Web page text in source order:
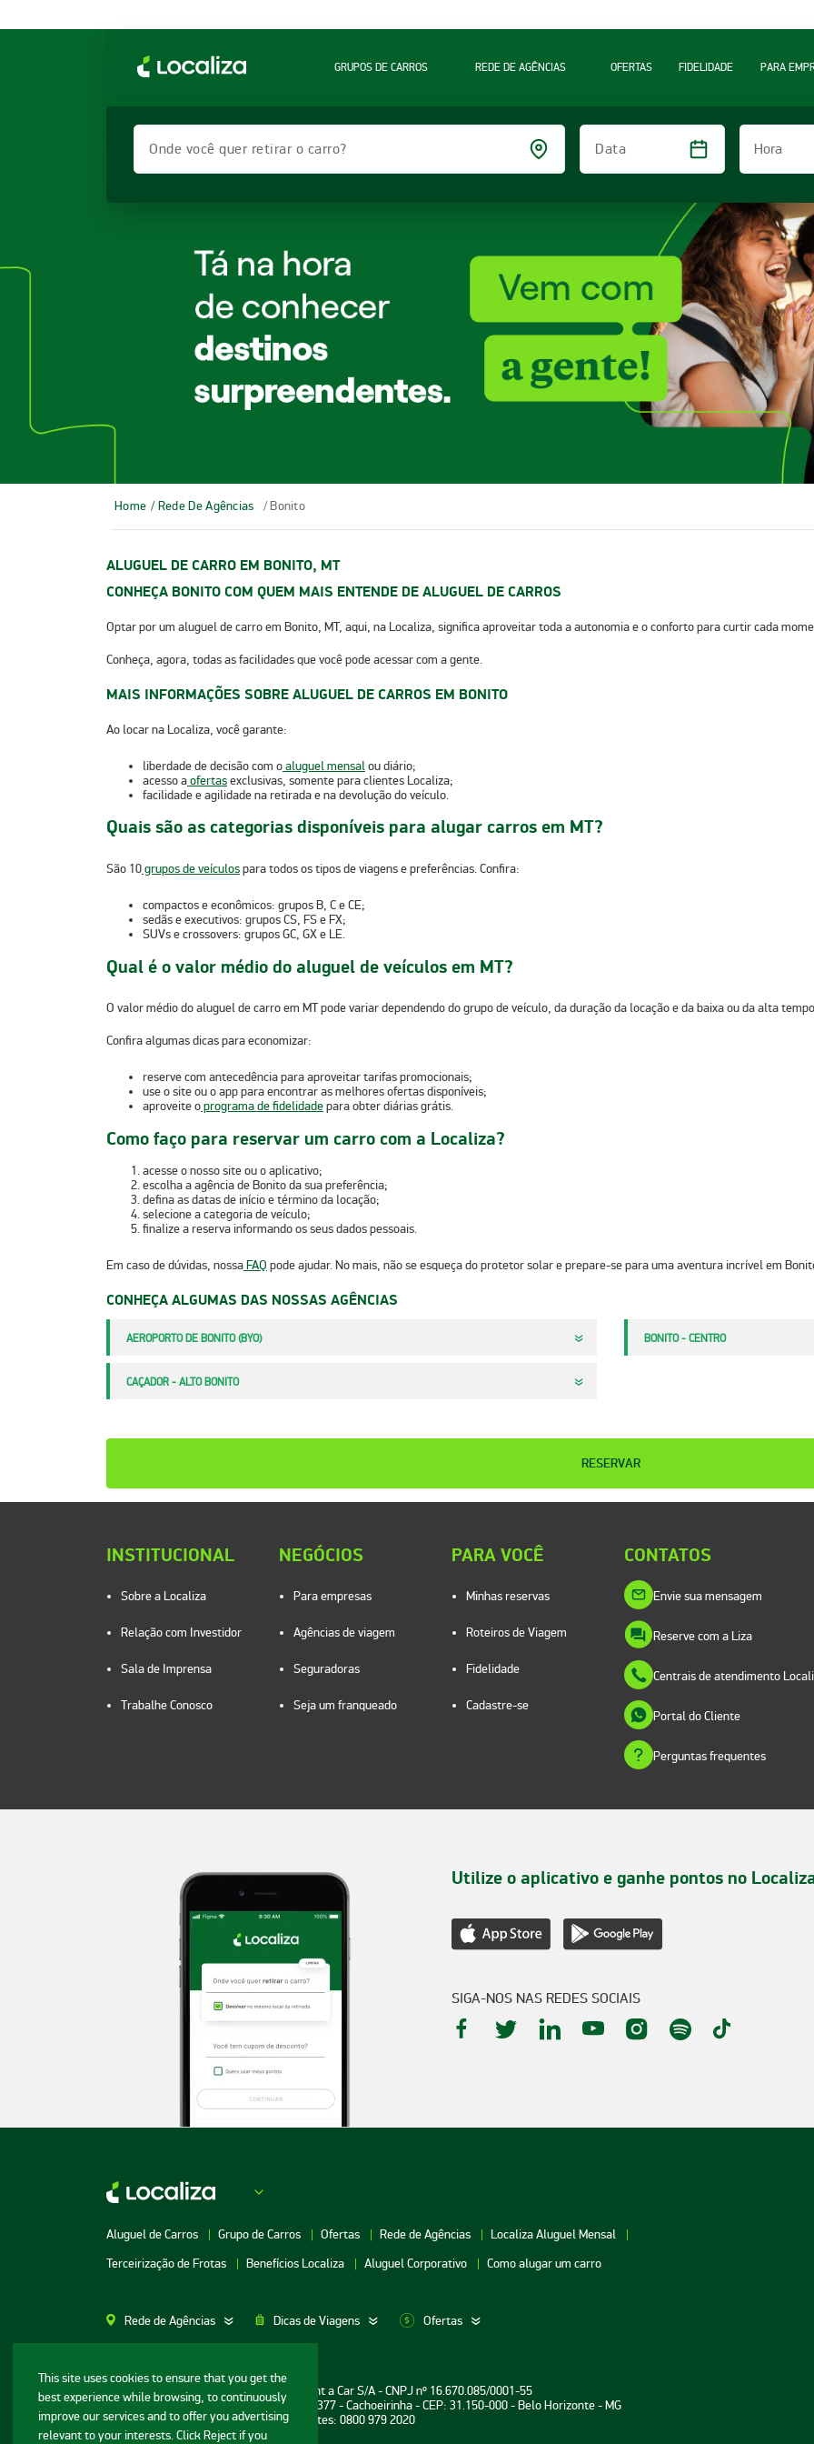
This site uses cookies to ensure that you get the
best experience while browsing, to continuously
improve our services and to offer you advertising
relevant to your interests. Click Reject if you
GRUPOS DE CARROS REDE DE AGÊNCIAS OFERTAS FIDELIDADE PARA
Onde você quer retirar o carro? Data
Hora
Home / Rede De Agências / Bonito
ALUGUEL DE CARRO EM BONITO, MT
CONHEÇA BONITO COM QUEM MAIS ENTENDE DE ALUGUEL DE CARROS
Optar por um aluguel de carro em Bonito, MT, aqui, na Localiza, significa aproveitar toda a autonomia e o conforto para curtir cada
Conheça, agora, todas as facilidades que você pode acessar com a gente.
MAIS INFORMAÇÕES SOBRE ALUGUEL DE CARROS EM BONITO
Ao locar na Localiza, você garante:
liberdade de decisão com oaluguel mensalou diário;
acesso aofertasexclusivas, somente para clientes Localiza;
facilidade e agilidade na retirada e na devolução do veículo.
Quais são as categorias disponíveis para alugar carros em MT?
São 10grupos de veículospara todos os tipos de viagens e preferências. Confira:
compactos e econômicos: grupos B, C e CE;
sedãs e executivos: grupos CS, FS e FX;
SUVs e crossovers: grupos GC, GX e LE.
Qual é o valor médio do aluguel de veículos em MT?
O valor médio do aluguel de carro em MT pode variar dependendo do grupo de veículo, da duração da locação e da baixa ou da alta
Confira algumas dicas para economizar:
reserve com antecedência para aproveitartarifas promocionais;
use o site ou o app para encontrar asmelhores ofertas disponíveis;
aproveite oprograma de fidelidadepara obterdiárias grátis.
Como faço para reservar um carro com a Localiza?
acesse o nossosite ou o aplicativo;
escolha aagência de Bonitoda sua preferência;
defina asdatasde início e término da locação;
selecione acategoria de veículo;
finalize a reserva informando os seus dados pessoais.
Em caso de dúvidas, nossaFAQ pode ajudar. No mais, não se esqueça do protetor solar e prepare-se para uma aventura incrível em
CONHEÇA ALGUMAS DAS NOSSAS AGÊNCIAS
AEROPORTO DE BONITO (BYO) BONITO - CENTRO
CAÇADOR - ALTO BONITO
RESERVAR
INSTITUCIONAL
Sobre a Localiza
Relação com Investidor
Sala de Imprensa
Trabalhe Conosco
NEGÓCIOS
Para empresas
Agências de viagem
Seguradoras
Seja um franqueado
PARA VOCÊ
Minhas reservas
Roteiros de Viagem
Fidelidade
Cadastre-se
CONTATOS
Envie sua mensagem
Reserve com a Liza
Centrais de atendimento
Portal do Cliente
Perguntas frequentes
Utilize o aplicativo e ganhe pontos no
SIGA-NOS NAS REDES SOCIAIS
Aluguel de Carros Grupo de Carros Ofertas Rede de Agências
Localiza Aluguel Mensal
Terceirização de Frotas
Benefícios Localiza Aluguel Corporativo Como alugar um carro
Rede de Agências Dicas de Viagens Ofertas
Aluguel de Carros SP
Aluguel de Carros Porto Alegre
Aluguel de Carros RJ
Aluguel de Carros Goiânia
Aluguel de Carros Guarulhos
Aluguel de Carros Salvador
Informações ao consumidor: Localiza Rent a Car S/A - CNPJ nº 16.670.085/0001-55
Sede: Avenida Bernardo Vasconcelos, n° 377 - Cachoeirinha - CEP: 31.150-000 - Belo Horizonte - MG
Central de Reservas e Assistência a Clientes: 0800 979 2020